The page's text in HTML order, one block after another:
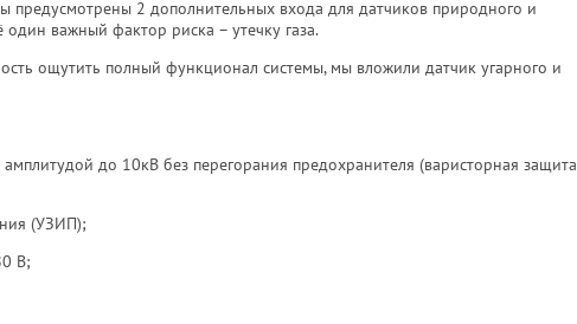
предусмотрены 2 дополнительных входа для датчиков природного и
важный фактор риска – утечку газа.
ощутить полный функционал системы, мы вложили датчик угарного и
до 10кВ без перегорания предохранителя (варисторная защита
(УЗИП);
В;